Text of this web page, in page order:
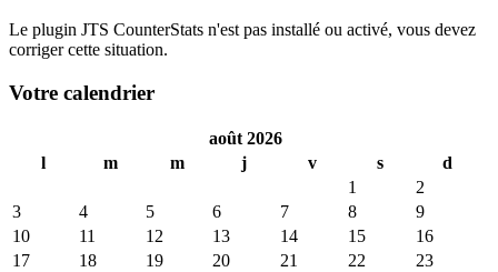
Le plugin JTS CounterStats n'est pas installé ou activé, vous devez
corriger cette situation.
Votre calendrier
août 2026
l
m m j v s
d
1
2
3
4 5 6 7 8
9
10
11 12 13 14 15
16
17
18 19 20 21 22 23